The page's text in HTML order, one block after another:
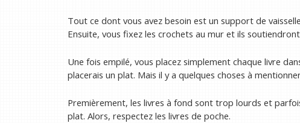
Tout ce dont vous avez besoin est un support de
Ensuite, vous fixez les crochets au mur et ils
Une fois empilé, vous placez simplement chaque livre
placerais un plat. Mais il y a quelques choses à
Premièrement, les livres à fond sont trop lourds et
plat. Alors, respectez les livres de poche.